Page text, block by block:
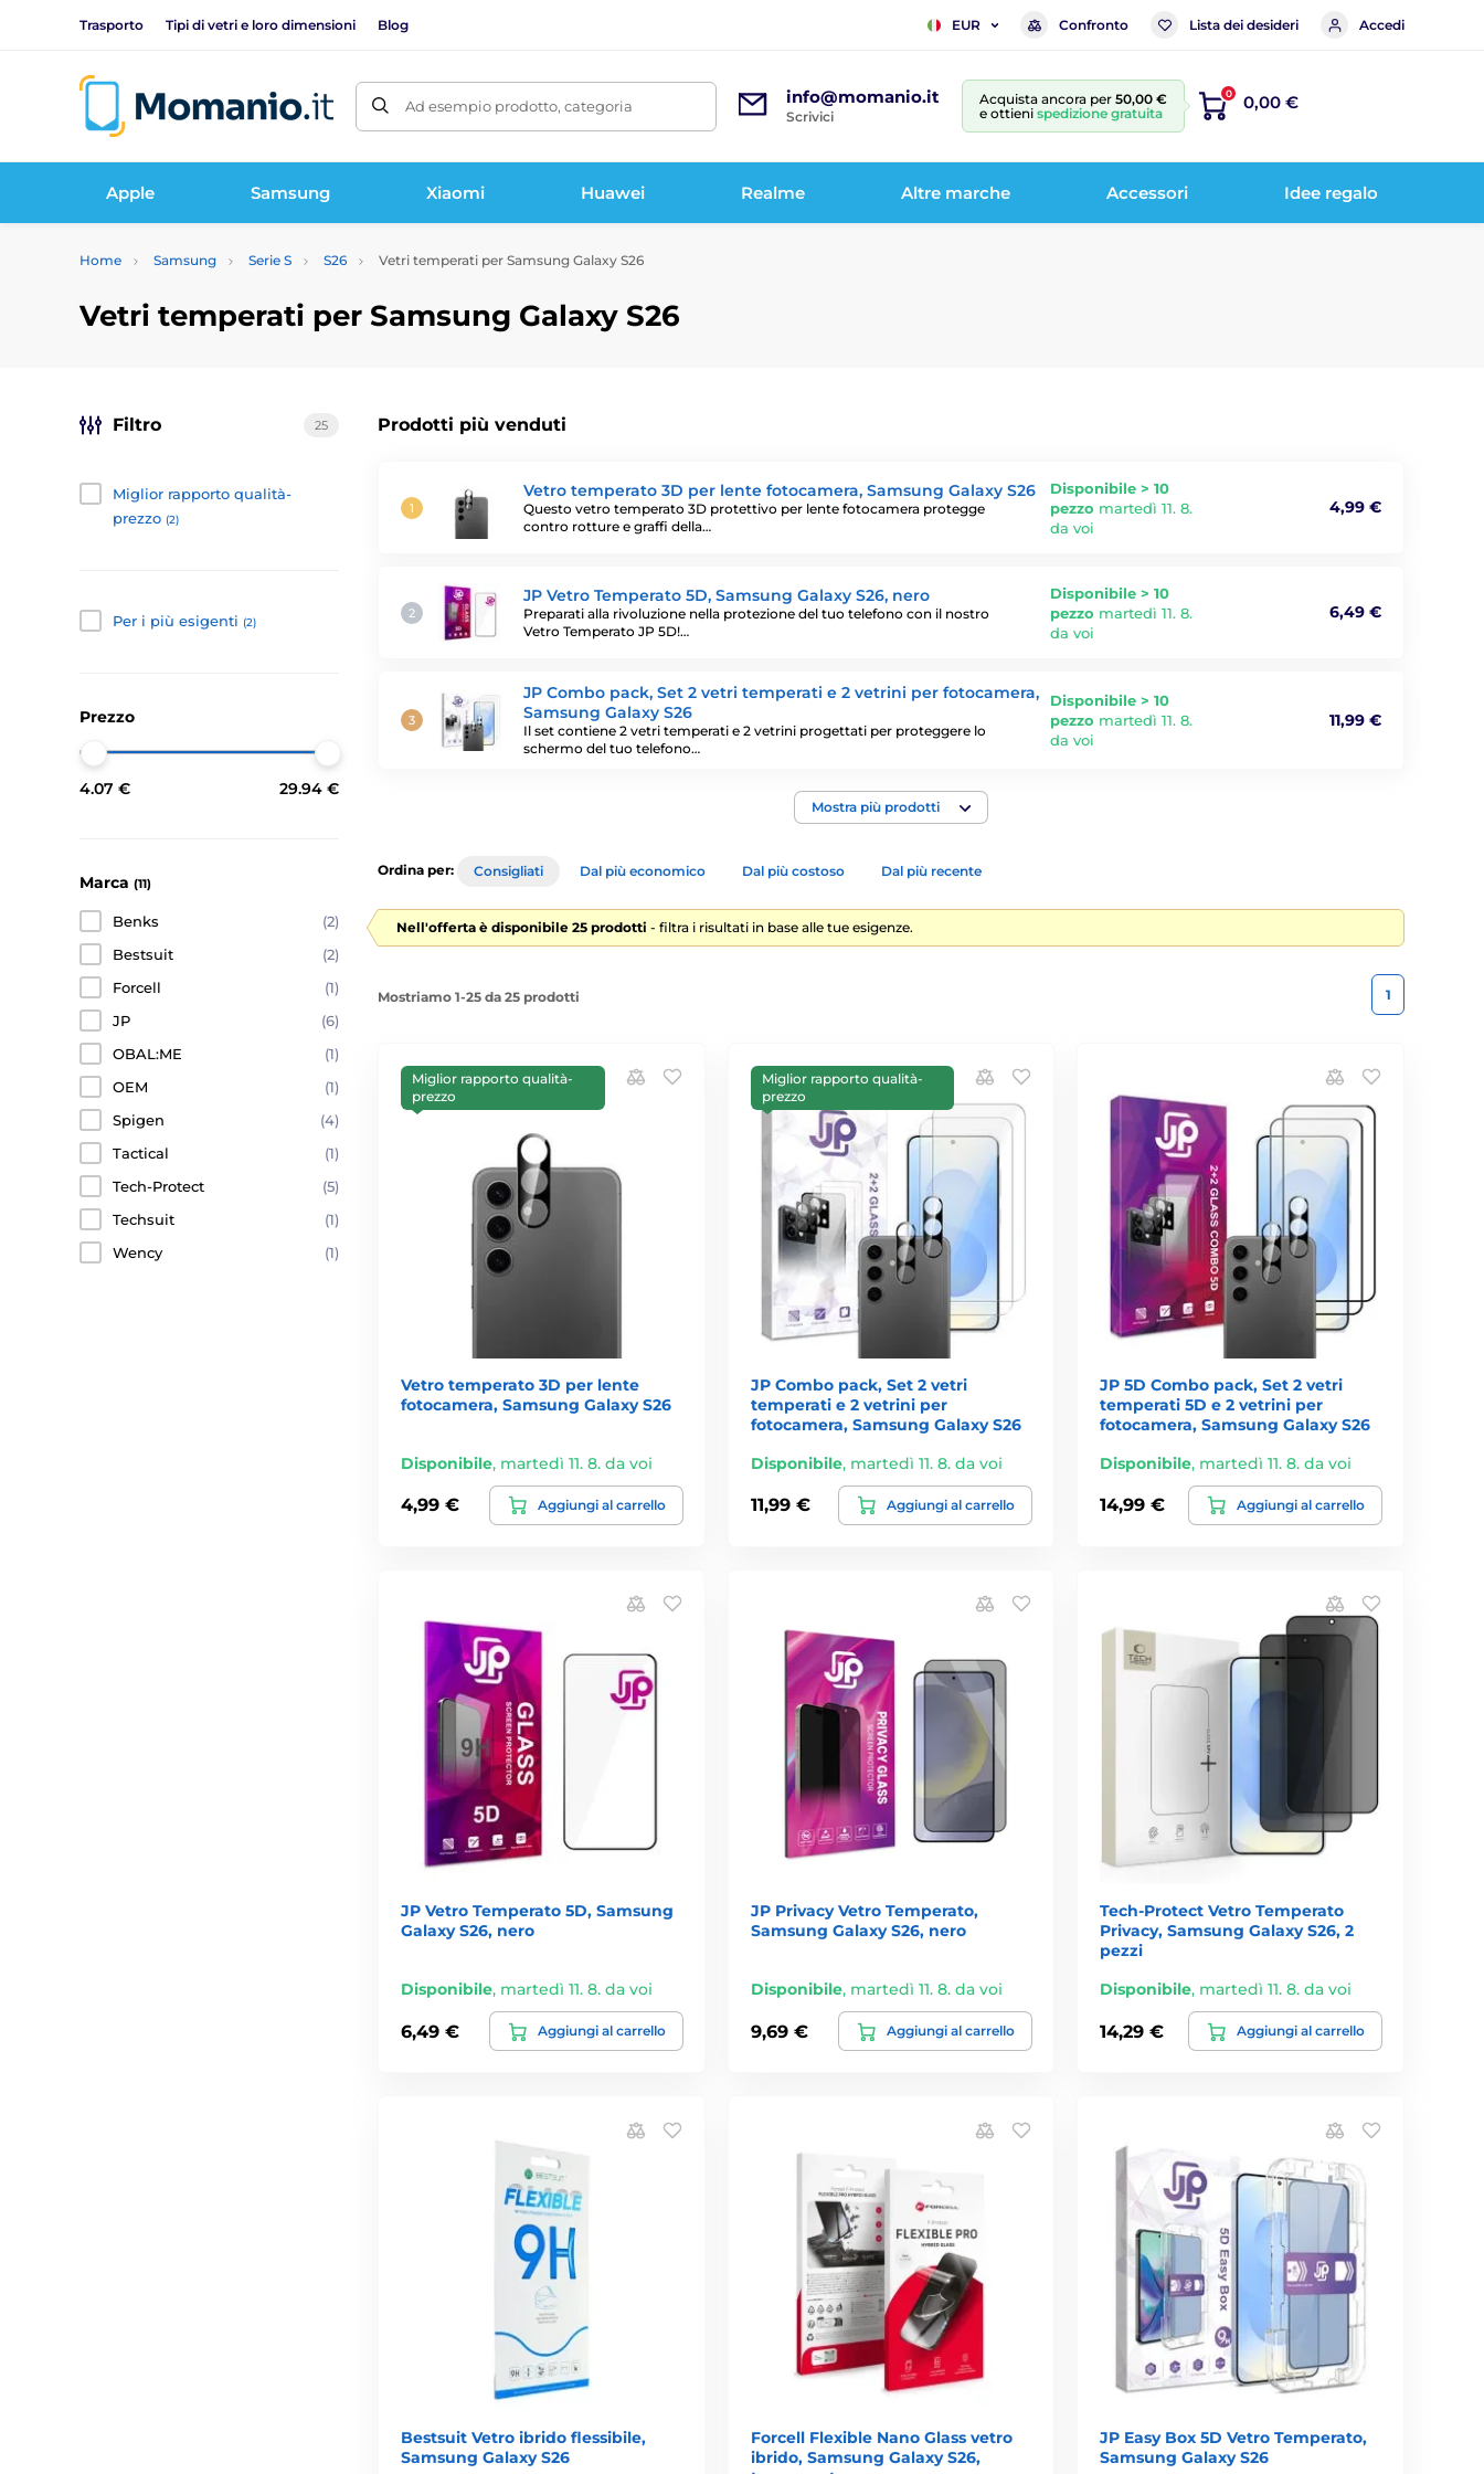
Trasporto Tipi di vetri e loro dimensioni Blog EUR Confronto Lista dei desideri Accedi
Ad esempio prodotto, categoria info@momanio.it
Scrivici
Acquista ancora per 50,00 €
e ottieni spedizione gratuita
0 0,00 €
Apple Samsung Xiaomi Huawei Realme Altre marche Accessori Idee regalo
Home Samsung Serie S S26 Vetri temperati per Samsung Galaxy S26
Vetri temperati per Samsung Galaxy S26
Prodotti più venduti
Vetro temperato 3D per lente fotocamera, Samsung Galaxy S26
Questo vetro temperato 3D protettivo per lente fotocamera protegge
contro rotture e graffi della…
Disponibile > 10
pezzo martedì 11. 8.
da voi
4,99 €
JP Vetro Temperato 5D, Samsung Galaxy S26, nero
Preparati alla rivoluzione nella protezione del tuo telefono con il nostro
Vetro Temperato JP 5D!…
Disponibile > 10
pezzo martedì 11. 8.
da voi
6,49 €
JP Combo pack, Set 2 vetri temperati e 2 vetrini per fotocamera,
Samsung Galaxy S26
Il set contiene 2 vetri temperati e 2 vetrini progettati per proteggere lo
schermo del tuo telefono…
Disponibile > 10
pezzo martedì 11. 8.
da voi
11,99 €
Mostra più prodotti
Filtro 25
Miglior rapporto qualità-
prezzo (2)
Per i più esigenti (2)
Prezzo
4.07 € 29.94 €
Marca (11)
Benks
(2)
Bestsuit
(2)
Forcell
(1)
JP
(6)
OBAL:ME
(1)
OEM
(1)
Spigen
(4)
Tactical
(1)
Tech-Protect
(5)
Techsuit
(1)
Wency
(1)
Ordina per: Consigliati Dal più economico Dal più costoso Dal più recente
Nell'offerta è disponibile 25 prodotti - filtra i risultati in base alle tue esigenze.
Mostriamo 1-25 da 25 prodotti 1
Miglior rapporto qualità-
prezzo
Vetro temperato 3D per lente
fotocamera, Samsung Galaxy S26
Disponibile, martedì 11. 8. da voi
4,99 € Aggiungi al carrello
Miglior rapporto qualità-
prezzo
JP Combo pack, Set 2 vetri
temperati e 2 vetrini per
fotocamera, Samsung Galaxy S26
Disponibile, martedì 11. 8. da voi
11,99 € Aggiungi al carrello
JP 5D Combo pack, Set 2 vetri
temperati 5D e 2 vetrini per
fotocamera, Samsung Galaxy S26
Disponibile, martedì 11. 8. da voi
14,99 € Aggiungi al carrello
JP Vetro Temperato 5D, Samsung
Galaxy S26, nero
Disponibile, martedì 11. 8. da voi
6,49 € Aggiungi al carrello
JP Privacy Vetro Temperato,
Samsung Galaxy S26, nero
Disponibile, martedì 11. 8. da voi
9,69 € Aggiungi al carrello
Tech-Protect Vetro Temperato
Privacy, Samsung Galaxy S26, 2
pezzi
Disponibile, martedì 11. 8. da voi
14,29 € Aggiungi al carrello
Bestsuit Vetro ibrido flessibile,
Samsung Galaxy S26
Forcell Flexible Nano Glass vetro
ibrido, Samsung Galaxy S26,
JP Easy Box 5D Vetro Temperato,
Samsung Galaxy S26